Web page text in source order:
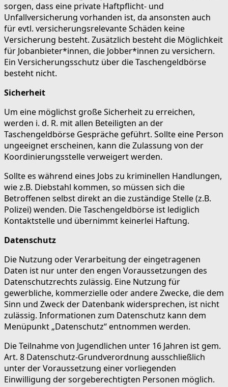
sorgen, dass eine private Haftpflicht- und
Unfallversicherung vorhanden ist, da ansonsten auch
für evtl. versicherungsrelevante Schäden keine
Versicherung besteht. Zusätzlich besteht die Möglichkeit
für Jobanbieter*innen, die Jobber*innen zu versichern.
Ein Versicherungsschutz über die Taschengeldbörse
besteht nicht.
Sicherheit
Um eine möglichst große Sicherheit zu erreichen,
werden i. d. R. mit allen Beteiligten an der
Taschengeldbörse Gespräche geführt. Sollte eine Person
ungeeignet erscheinen, kann die Zulassung von der
Koordinierungsstelle verweigert werden.
Sollte es während eines Jobs zu kriminellen Handlungen,
wie z.B. Diebstahl kommen, so müssen sich die
Betroffenen selbst direkt an die zuständige Stelle (z.B.
Polizei) wenden. Die Taschengeldbörse ist lediglich
Kontaktstelle und übernimmt keinerlei Haftung.
Datenschutz
Die Nutzung oder Verarbeitung der eingetragenen
Daten ist nur unter den engen Voraussetzungen des
Datenschutzrechts zulässig. Eine Nutzung für
gewerbliche, kommerzielle oder andere Zwecke, die dem
Sinn und Zweck der Datenbank widersprechen, ist nicht
zulässig. Informationen zum Datenschutz kann dem
Menüpunkt „Datenschutz“ entnommen werden.
Die Teilnahme von Jugendlichen unter 16 Jahren ist gem.
Art. 8 Datenschutz-Grundverordnung ausschließlich
unter der Voraussetzung einer vorliegenden
Einwilligung der sorgeberechtigten Personen möglich.